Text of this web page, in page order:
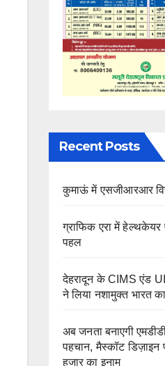
Recent Posts
कुमाऊं में एसजीआरआर
ग्राफिक एरा में हेल्थकेयर
पहल
देहरादून के CIMS एंड
ने लिया नशामुक्त भारत
अब जनता बनाएगी
पहचान, मैस्कॉट डिज़ाइन
हजार का इनाम